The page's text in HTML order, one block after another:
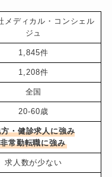
メディカル・コンシェル
ジュ
1,845件
1,208件
全国
20-60歳
・健診求人に強み
非常勤転職に強み
求人数が少ない